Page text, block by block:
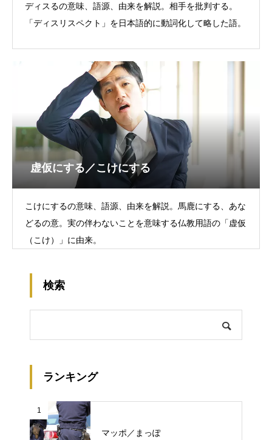
ディスるの意味、語源、由来を解説。相手を批判する。
「ディスリスペクト」を日本語的に動詞化して略した語。
虚仮にする／こけにする
こけにするの意味、語源、由来を解説。馬鹿にする、あな
どるの意。実の伴わないことを意味する仏教用語の「虚仮
（こけ）」に由来。
検索
ランキング
1
マッポ／まっぽ